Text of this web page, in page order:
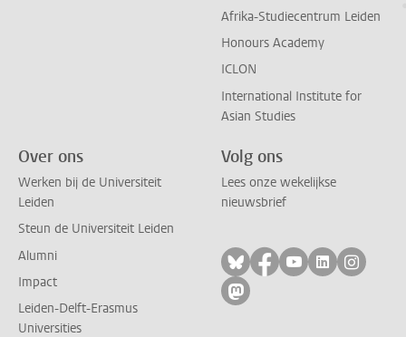
Afrika-Studiecentrum Leiden
Honours Academy
ICLON
International Institute for
Asian Studies
Over ons
Werken bij de Universiteit
Leiden
Steun de Universiteit Leiden
Alumni
Impact
Leiden-Delft-Erasmus
Universities
Volg ons
Lees onze wekelijkse
nieuwsbrief
Volg ons op bluesky
Volg ons op
Volg ons op
Volg ons
Volg
Volg ons op mastodon